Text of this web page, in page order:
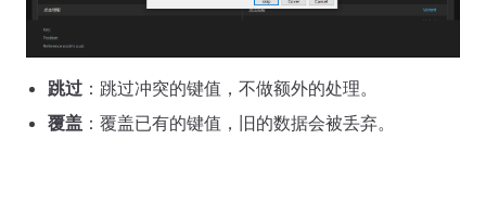
跳过 ：跳过冲突的键值，不做额外的处理。
覆盖 ：覆盖已有的键值，旧的数据会被丢弃。